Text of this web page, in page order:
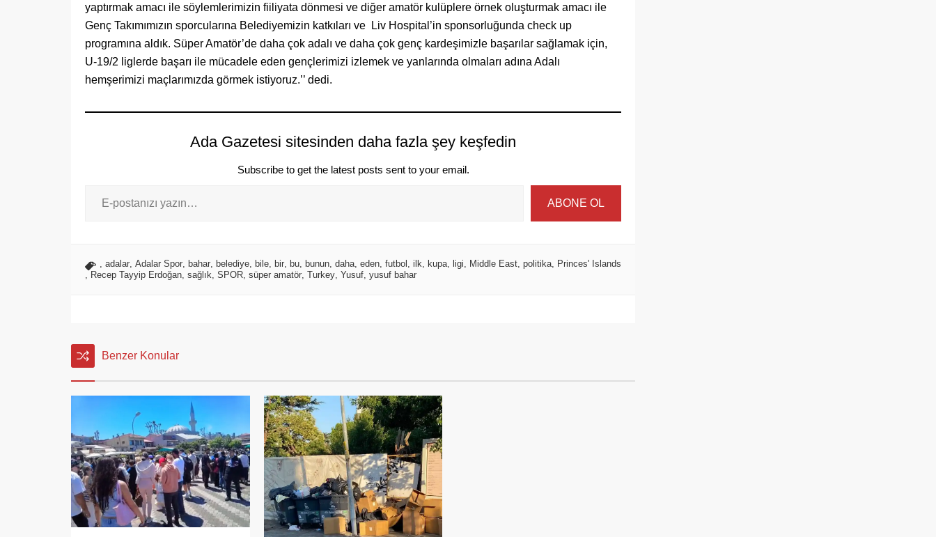
yaptırmak amacı ile söylemlerimizin fiiliyata dönmesi ve diğer amatör kulüplere örnek oluşturmak amacı ile
Genç Takımımızın sporcularına Belediyemizin katkıları ve Liv Hospital’in sponsorluğunda check up
programına aldık. Süper Amatör’de daha çok adalı ve daha çok genç kardeşimizle başarılar sağlamak için,
U-19/2 liglerde başarı ile mücadele eden gençlerimizi izlemek ve yanlarında olmaları adına Adalı
hemşerimizi maçlarımızda görmek istiyoruz.’’ dedi.
Ada Gazetesi sitesinden daha fazla şey keşfedin
Subscribe to get the latest posts sent to your email.
ABONE OL
adalar Adalar Spor bahar belediye bile bir bu bunun daha eden futbol ilk kupa ligi Middle East politika Princes' Islands
, Recep Tayyip Erdoğan sağlık SPOR süper amatör Turkey Yusuf yusuf bahar
Benzer Konular